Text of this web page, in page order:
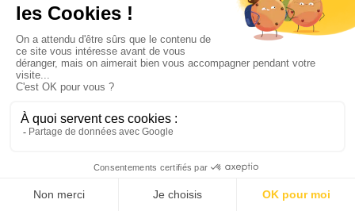
PhotoPresta rassemble plus de 4 000 photographes à
travers la France. En 1 clic, comparez toutes les offres
disponibles autour du lieu de votre famille pour ne payer
aucun frais de déplacements, et trouvez le photographe
budget
PhotoPresta, nous vous conseillons avant tout de regarder
les portfolios des photographes et assurez-vous que leur